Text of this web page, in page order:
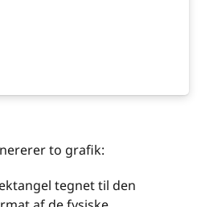
to grafik:
tegnet til den